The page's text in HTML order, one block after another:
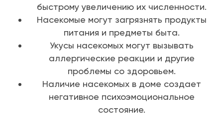
быстрому увеличению их численности.
Насекомые могут загрязнять продукты
питания и предметы быта.
Укусы насекомых могут вызывать
аллергические реакции и другие
проблемы со здоровьем.
Наличие насекомых в доме создает
негативное психоэмоциональное
состояние.